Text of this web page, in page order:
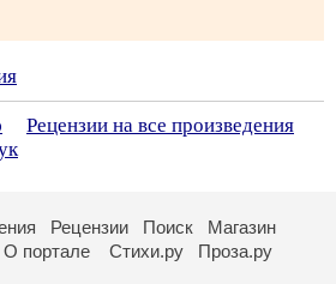
Рецензии на все произведения
Рецензии Поиск
Магазин
О портале Стихи.ру Проза.ру